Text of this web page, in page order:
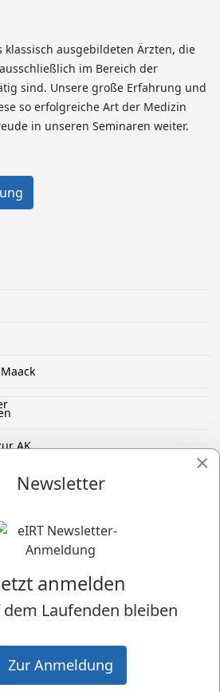
klassisch ausgebildeten Ärzten, die
im Bereich der
sind. Unsere große Erfahrung und
so erfolgreiche Art der Medizin
in unseren Seminaren weiter.
AK
Podcast Disclaimer
×
Newsletter
anmelden
Laufenden bleiben
Zur Anmeldung